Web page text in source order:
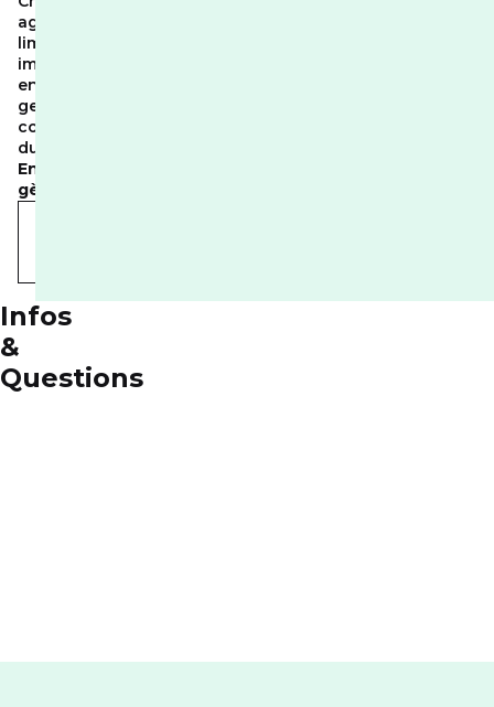
agissons pour
limiter cet
impact et
encourager des
gestes simples,
concrets et
durables.
Ensemble, on
gère
Infos
&
Questions